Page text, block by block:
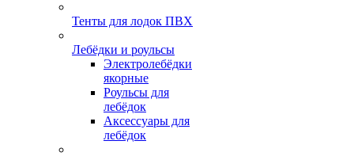
Тенты для лодок ПВХ
Лебёдки и роульсы
Электролебёдки
якорные
Роульсы для
лебёдок
Аксессуары для
лебёдок